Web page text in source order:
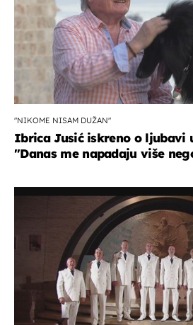
"NIKOME NISAM DUŽAN"
Ibrica Jusić iskreno o ljubavi
"Danas me napadaju više